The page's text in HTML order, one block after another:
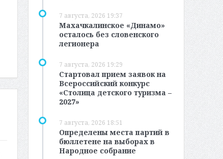
7 августа, 2026 19:37
Махачкалинское «Динамо»
осталось без словенского
легионера
7 августа, 2026 19:29
Стартовал прием заявок на
Всероссийский конкурс
«Столица детского туризма –
2027»
7 августа, 2026 18:51
Определены места партий в
бюллетене на выборах в
Народное собрание